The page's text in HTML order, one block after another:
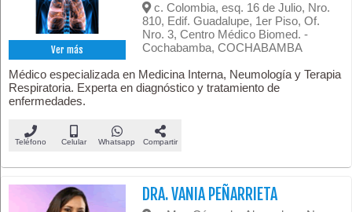
Ver más
c. Colombia, esq. 16 de Julio, Nro.
810, Edif. Guadalupe, 1er Piso, Of.
Nro. 3, Centro Médico Biomed. -
Cochabamba, COCHABAMBA
Médico especializada en Medicina Interna, Neumología y Terapia
Respiratoria. Experta en diagnóstico y tratamiento de
enfermedades.
Teléfono Celular Whatsapp Compartir
DRA. VANIA PEÑARRIETA